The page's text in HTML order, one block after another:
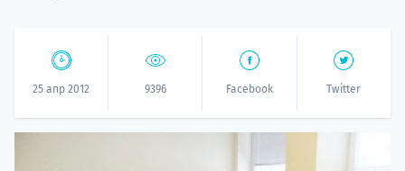
25 апр 2012 9396 Facebook Twitter